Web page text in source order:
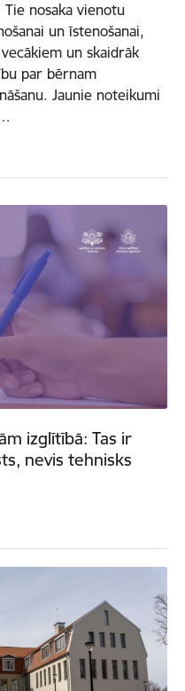
nosaka vienotu
un īstenošanai,
un skaidrāk
par bērnam
Jaunie noteikumi
izglītībā: Tas ir
nevis tehnisks